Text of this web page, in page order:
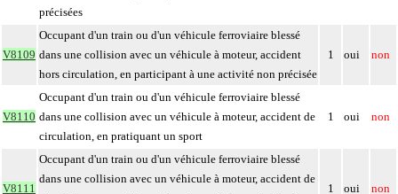
précisées
V8109
Occupant d'un train ou d'un véhicule ferroviaire blessé
dans une collision avec un véhicule à moteur, accident
hors circulation, en participant à une activité non précisée
1 oui non
V8110
Occupant d'un train ou d'un véhicule ferroviaire blessé
dans une collision avec un véhicule à moteur, accident de
circulation, en pratiquant un sport
1 oui non
V8111
Occupant d'un train ou d'un véhicule ferroviaire blessé
dans une collision avec un véhicule à moteur, accident de
1 oui non